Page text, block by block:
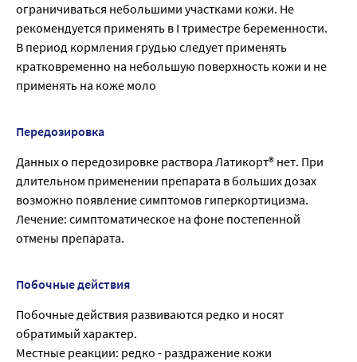
ограничиваться небольшими участками кожи. Не
рекомендуется применять в I триместре беременности.
В период кормления грудью следует применять
кратковременно на небольшую поверхность кожи и не
применять на коже моло
Передозировка
Данных о передозировке раствора Латикорт® нет. При
длительном применении препарата в больших дозах
возможно появление симптомов гиперкортицизма.
Лечение: симптоматическое на фоне постепенной
отмены препарата.
Побочные действия
Побочные действия развиваются редко и носят
обратимый характер.
Местные реакции: редко - раздражение кожи